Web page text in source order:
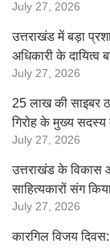
July 27, 2026
उत्तराखंड में बड़ा
अधिकारी के दायित्व
July 27, 2026
25 लाख की साइबर
गिरोह के मुख्य सदस्य
July 27, 2026
उत्तराखंड के विकास
साहित्यकारों संग
July 27, 2026
कारगिल विजय दिवस: